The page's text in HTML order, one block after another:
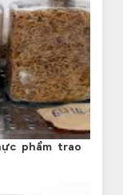
phẩm trao